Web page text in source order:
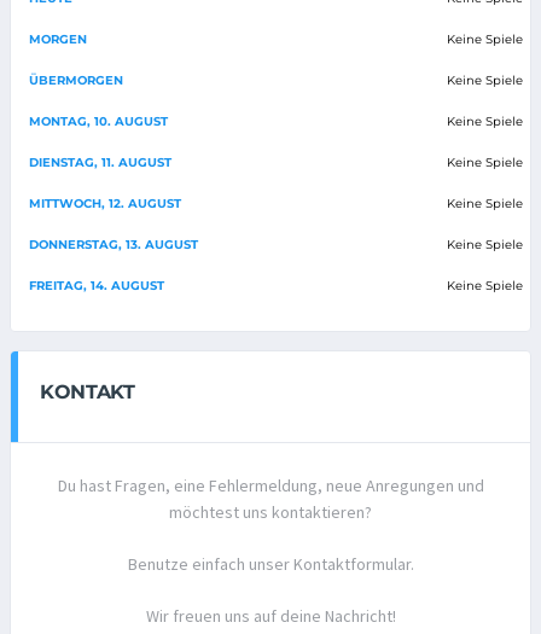
MORGEN Keine Spiele
ÜBERMORGEN Keine Spiele
MONTAG, 10. AUGUST Keine Spiele
DIENSTAG, 11. AUGUST Keine Spiele
MITTWOCH, 12. AUGUST Keine Spiele
DONNERSTAG, 13. AUGUST Keine Spiele
FREITAG, 14. AUGUST Keine Spiele
KONTAKT
Du hast Fragen, eine Fehlermeldung, neue Anregungen und
möchtest uns kontaktieren?
Benutze einfach unser Kontaktformular.
Wir freuen uns auf deine Nachricht!